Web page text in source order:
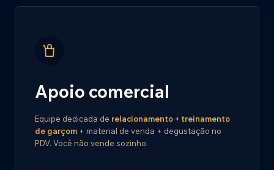
Apoio comercial
Equipe dedicada de relacionamento + treinamento
de garçom + material de venda + degustação no
PDV. Você não vende sozinho.